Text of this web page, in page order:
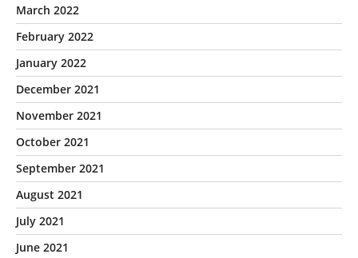
March 2022
February 2022
January 2022
December 2021
November 2021
October 2021
September 2021
August 2021
July 2021
June 2021